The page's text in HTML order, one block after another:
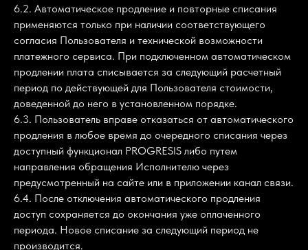
6.2. Автоматическое продление и повторные списания
применяются только при наличии соответствующего
согласия Пользователя и технической возможности
платежного сервиса. При подключенном автоматическом
продлении плата списывается за следующий расчетный
период по действующей для Пользователя стоимости,
доведенной до него в установленном порядке.
6.3. Пользователь вправе отказаться от автоматического
продления в любое время до очередного списания через
доступный функционал PROGRESIS либо путем
направления обращения Исполнителю через
предусмотренный на сайте или в приложении канал связи.
6.4. После отключения автоматического продления
доступ сохраняется до окончания уже оплаченного
периода. Новое списание за следующий период не
производится.